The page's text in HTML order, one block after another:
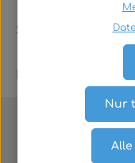
Service
Nur
Alle